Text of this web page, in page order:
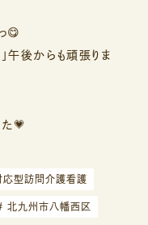
😋
午後からも頑張りま
💗
応型訪問介護看護
北九州市八幡西区